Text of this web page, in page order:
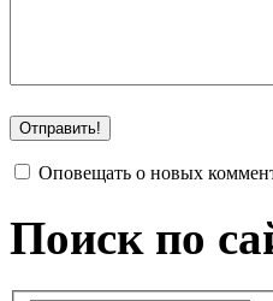
Оповещать о новых
Поиск по